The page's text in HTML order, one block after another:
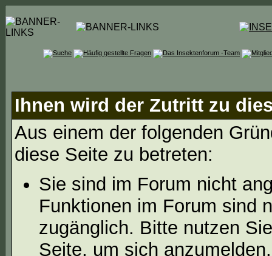
Ihnen wird der Zutritt zu
Aus einem der folgenden
diese Seite zu betreten:
Sie sind im Forum nicht
Funktionen im Forum sind
zugänglich. Bitte nutzen
Seite, um sich